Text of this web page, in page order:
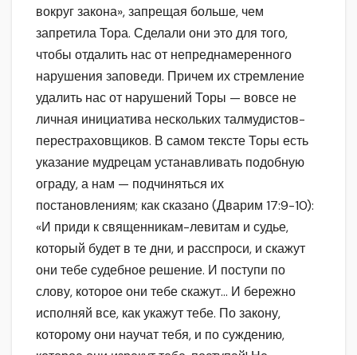
вокруг закона», запрещая больше, чем
запретила Тора. Сделали они это для того,
чтобы отдалить нас от непреднамеренного
нарушения заповеди. Причем их стремление
удалить нас от нарушений Торы — вовсе не
личная инициатива нескольких талмудистов-
перестраховщиков. В самом тексте Торы есть
указание мудрецам устанавливать подобную
ограду, а нам — подчиняться их
постановлениям; как сказано (Дварим 17:9-10):
«И приди к священникам-левитам и судье,
который будет в те дни, и расспроси, и скажут
они тебе судебное решение. И поступи по
слову, которое они тебе скажут… И бережно
исполняй все, как укажут тебе. По закону,
которому они научат тебя, и по суждению,